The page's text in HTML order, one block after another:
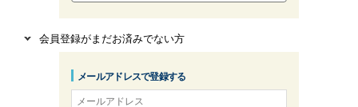
会員登録がまだお済みでない方
メールアドレスで登録する